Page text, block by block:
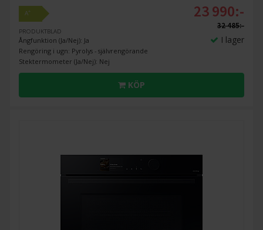
A+
PRODUKTBLAD
Ångfunktion (Ja/Nej): Ja
Rengöring i ugn: Pyrolys - självrengörande
Stektermometer (Ja/Nej): Nej
23 990:-
32 485:-
I lager
KÖP